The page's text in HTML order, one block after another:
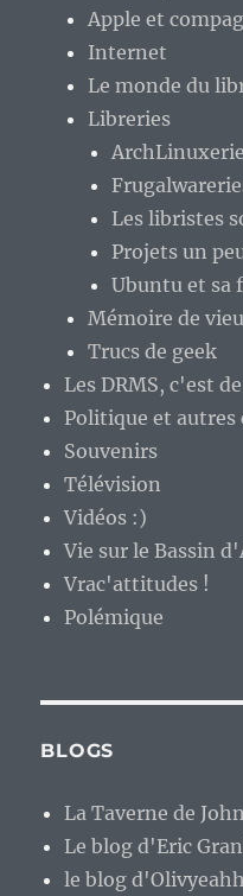
Apple et
Internet
Le monde du
Libreries
Les libristes
Projets un
Ubuntu et sa
Mémoire de
Trucs de geek
Les DRMS, c'est
Politique et
Souvenirs
Télévision
Vidéos :)
Vie sur le Bassin
Vrac'attitudes !
Polémique
BLOGS
La Taverne de
Le blog d'Eric
le blog d'Olivyeahh